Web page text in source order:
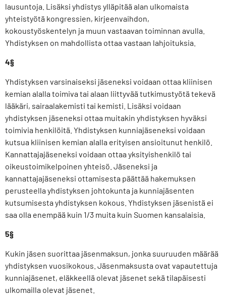
lausuntoja. Lisäksi yhdistys ylläpitää alan ulkomaista
yhteistyötä kongressien, kirjeenvaihdon,
kokoustyöskentelyn ja muun vastaavan toiminnan avulla.
Yhdistyksen on mahdollista ottaa vastaan lahjoituksia.
4§
Yhdistyksen varsinaiseksi jäseneksi voidaan ottaa kliinisen
kemian alalla toimiva tai alaan liittyvää tutkimustyötä tekevä
lääkäri, sairaalakemisti tai kemisti. Lisäksi voidaan
yhdistyksen jäseneksi ottaa muitakin yhdistyksen hyväksi
toimivia henkilöitä. Yhdistyksen kunniajäseneksi voidaan
kutsua kliinisen kemian alalla erityisen ansioitunut henkilö.
Kannattajajäseneksi voidaan ottaa yksityishenkilö tai
oikeustoimikelpoinen yhteisö. Jäseneksi ja
kannattajajäseneksi ottamisesta päättää hakemuksen
perusteella yhdistyksen johtokunta ja kunniajäsenten
kutsumisesta yhdistyksen kokous. Yhdistyksen jäsenistä ei
saa olla enempää kuin 1/3 muita kuin Suomen kansalaisia.
5§
Kukin jäsen suorittaa jäsenmaksun, jonka suuruuden määrää
yhdistyksen vuosikokous. Jäsenmaksusta ovat vapautettuja
kunniajäsenet, eläkkeellä olevat jäsenet sekä tilapäisesti
ulkomailla olevat jäsenet.